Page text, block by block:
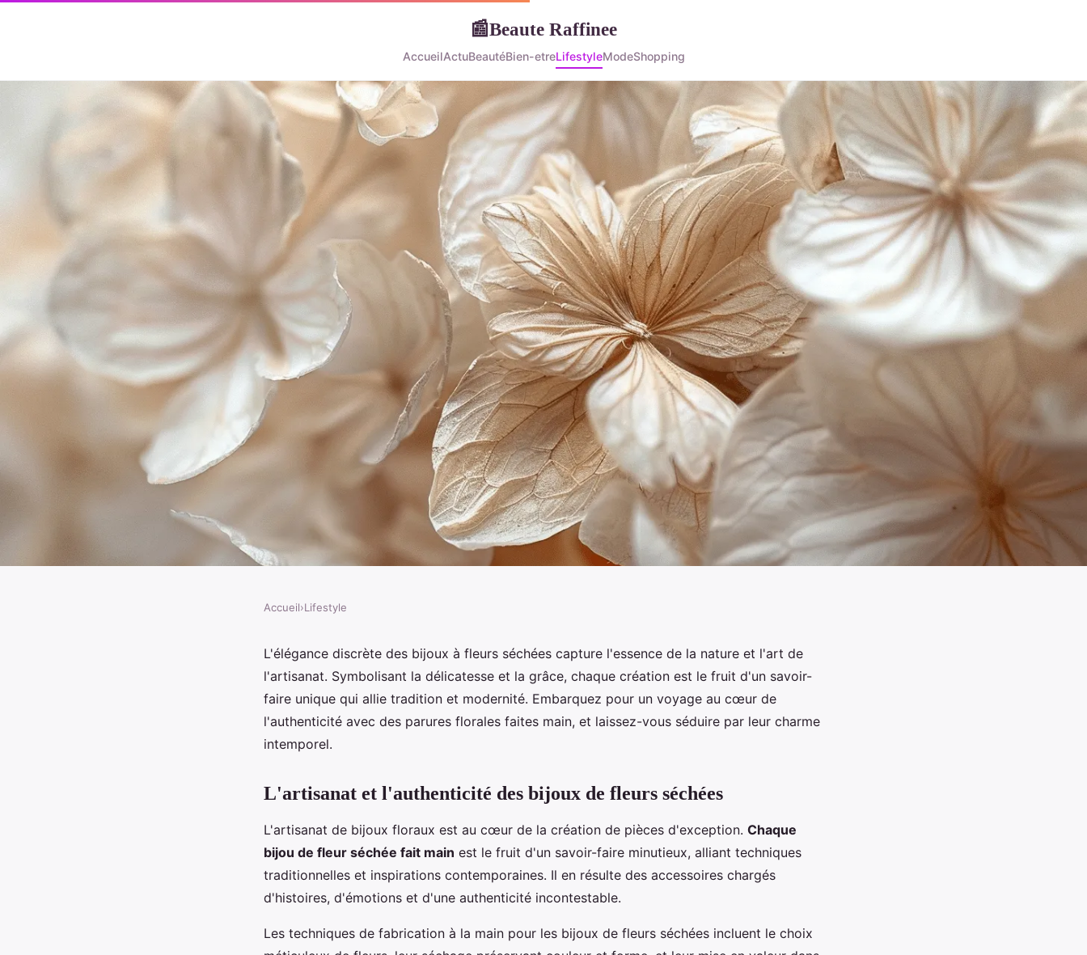
📰Beaute Raffinee
AccueilActuBeautéBien-etreLifestyleModeShopping
Bijou fleur séchée : charme intemporel et
Accueil›Lifestyle
L'élégance discrète des bijoux à fleurs séchées capture l'essence de la nature et l'art de
l'artisanat. Symbolisant la délicatesse et la grâce, chaque création est le fruit d'un savoir-
faire unique qui allie tradition et modernité. Embarquez pour un voyage au cœur de
l'authenticité avec des parures florales faites main, et laissez-vous séduire par leur charme
intemporel.
L'artisanat et l'authenticité des bijoux de fleurs séchées
L'artisanat de bijoux floraux est au cœur de la création de pièces d'exception. Chaque
bijou de fleur séchée fait main est le fruit d'un savoir-faire minutieux, alliant techniques
traditionnelles et inspirations contemporaines. Il en résulte des accessoires chargés
d'histoires, d'émotions et d'une authenticité incontestable.
Les techniques de fabrication à la main pour les bijoux de fleurs séchées incluent le choix